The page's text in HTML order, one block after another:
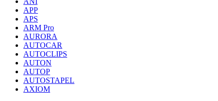
APP
APS
ARM Pro
AURORA
AUTOCAR
AUTOCLIPS
AUTON
AUTOP
AUTOSTAPEL
AXIOM